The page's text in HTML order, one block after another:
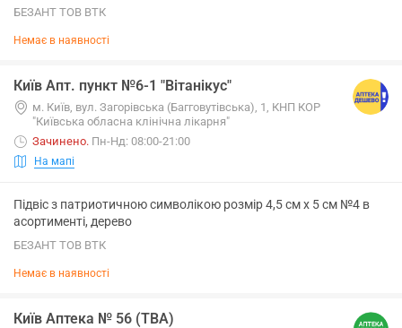
БЕЗАНТ ТОВ ВТК
Немає в наявності
Київ Апт. пункт №6-1 "Вітанікус"
м. Київ, вул. Загорівська (Багговутівська), 1, КНП КОР
"Київська обласна клінічна лікарня"
Зачинено. Пн-Нд: 08:00-21:00
На мапі
Підвіс з патриотичною символікою розмір 4,5 см х 5 см №4 в
асортименті, дерево
БЕЗАНТ ТОВ ВТК
Немає в наявності
Київ Аптека № 56 (ТВА)